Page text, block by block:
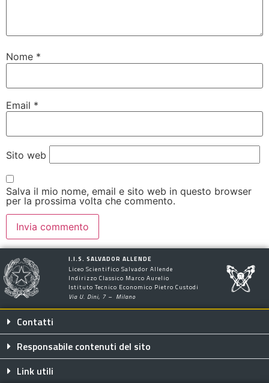
Nome *
Email *
Sito web
Salva il mio nome, email e sito web in questo browser
per la prossima volta che commento.
I.I.S. SALVADOR ALLENDE
Liceo Scientifico Salvador Allende
Indirizzo Classico Marco Aurelio
Istituto Tecnico Economico Pietro Custodi
Via U. Dini, 7 – Milano
Contatti
Responsabile contenuti del sito
Link utili